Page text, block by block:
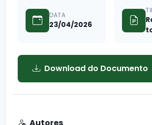
DATA
23/04/2026
Download do Documento